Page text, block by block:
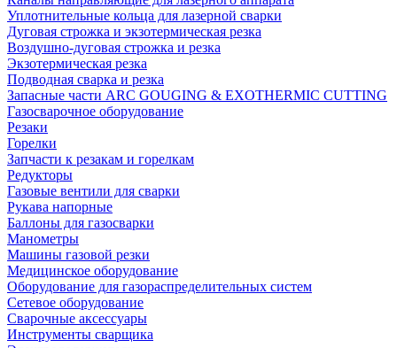
Уплотнительные кольца для лазерной сварки
Дуговая строжка и экзотермическая резка
Воздушно-дуговая строжка и резка
Экзотермическая резка
Подводная сварка и резка
Запасные части ARC GOUGING & EXOTHERMIC CUTTING
Газосварочное оборудование
Резаки
Горелки
Запчасти к резакам и горелкам
Редукторы
Газовые вентили для сварки
Рукава напорные
Баллоны для газосварки
Манометры
Машины газовой резки
Медицинское оборудование
Оборудование для газораспределительных систем
Сетевое оборудование
Сварочные аксессуары
Инструменты сварщика